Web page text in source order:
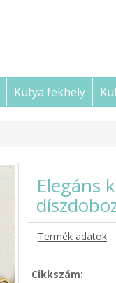
Kutya fekhely
Elegáns
Termék adatok
Cikkszám: